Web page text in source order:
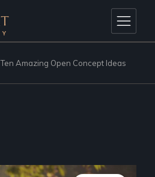
Ten Amazing Open Concept Ideas